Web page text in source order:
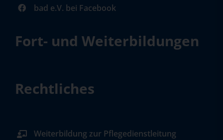
bad e.V. bei Facebook
Fort- und Weiterbildungen
Rechtliches
Weiterbildung zur Pflegedienstleitung